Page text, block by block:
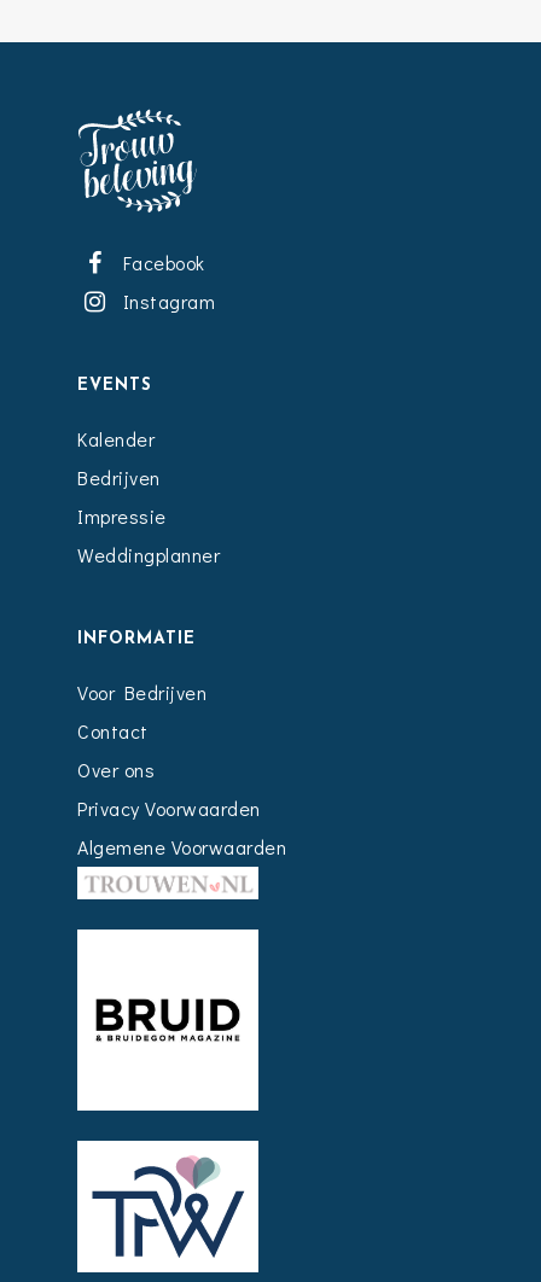
Facebook
Instagram
EVENTS
Kalender
Bedrijven
Impressie
Weddingplanner
INFORMATIE
Voor Bedrijven
Contact
Over ons
Privacy Voorwaarden
Algemene Voorwaarden